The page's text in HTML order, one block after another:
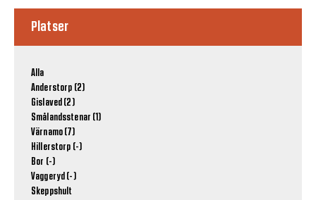
Platser
Alla
Anderstorp (2)
Gislaved (2)
Smålandsstenar (1)
Värnamo (7)
Hillerstorp (-)
Bor (-)
Vaggeryd (-)
Skeppshult